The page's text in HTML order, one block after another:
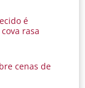
é
rasa
cenas de